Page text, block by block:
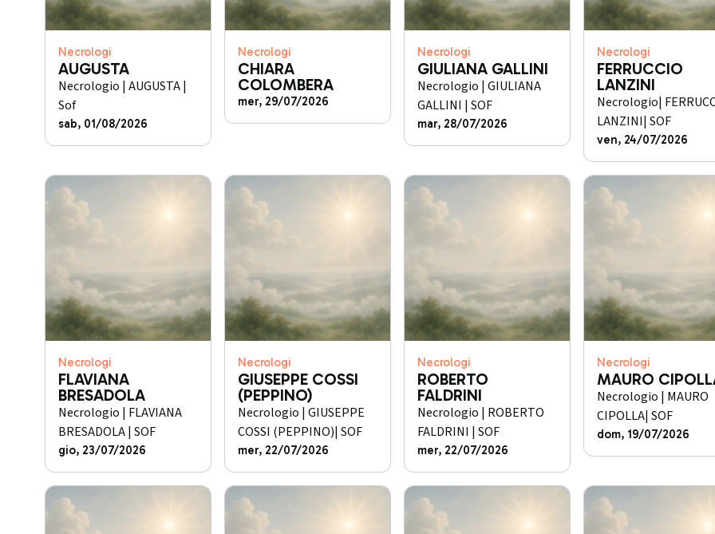
Necrologi
AUGUSTA
Necrologio | AUGUSTA |
Sof
sab, 01/08/2026
Necrologi
CHIARA
COLOMBERA
mer, 29/07/2026
Necrologi
GIULIANA GALLINI
Necrologio | GIULIANA
GALLINI | SOF
mar, 28/07/2026
Necrologi
FERRUCCIO
LANZINI
Necrologio|
LANZINI| SOF
ven, 24/07/2026
Necrologi
FLAVIANA
BRESADOLA
Necrologio | FLAVIANA
BRESADOLA | SOF
gio, 23/07/2026
Necrologi
GIUSEPPE COSSI
(PEPPINO)
Necrologio | GIUSEPPE
COSSI (PEPPINO)| SOF
mer, 22/07/2026
Necrologi
ROBERTO
FALDRINI
Necrologio | ROBERTO
FALDRINI | SOF
mer, 22/07/2026
Necrologi
MAURO
Necrologio | MAURO
CIPOLLA| SOF
dom, 19/07/2026